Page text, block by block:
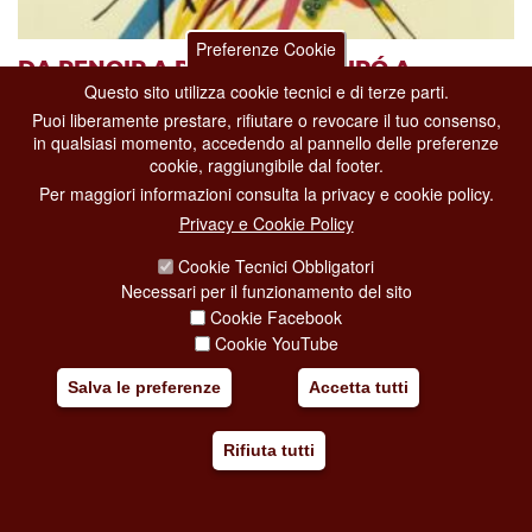
DA RENOIR A PICASSO, DA MIRÓ A
FONTANA. 120 CAPOLAVORI DELLA
GRAFICA DEL ’900
dal 19-06-2026al 13-09-2026
Promossa dalla Regione Lazio e curata da Simona Bartolena, con
Enrico Sesana e Luigi Tavola, la mostra ospitata da
Preferenze Cookie
Questo sito utilizza cookie tecnici e di terze parti.
Puoi liberamente prestare, rifiutare o revocare il tuo consenso,
in qualsiasi momento, accedendo al pannello delle preferenze
cookie, raggiungibile dal footer.
Per maggiori informazioni consulta la privacy e cookie policy.
Privacy e Cookie Policy
Cookie Tecnici Obbligatori
Necessari per il funzionamento del sito
Cookie Facebook
Cookie YouTube
Salva le preferenze Accetta tutti
Rifiuta tutti